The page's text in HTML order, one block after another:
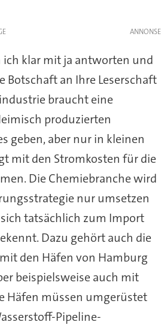
ich klar mit ja antworten und
Botschaft an Ihre Leserschaft
braucht eine
produzierten
geben, aber nur in kleinen
mit den Stromkosten für die
Die Chemiebranche wird
nur umsetzen
tatsächlich zum Import
Dazu gehört auch die
den Häfen von Hamburg
beispielsweise auch mit
Häfen müssen umgerüstet
Pipeline-